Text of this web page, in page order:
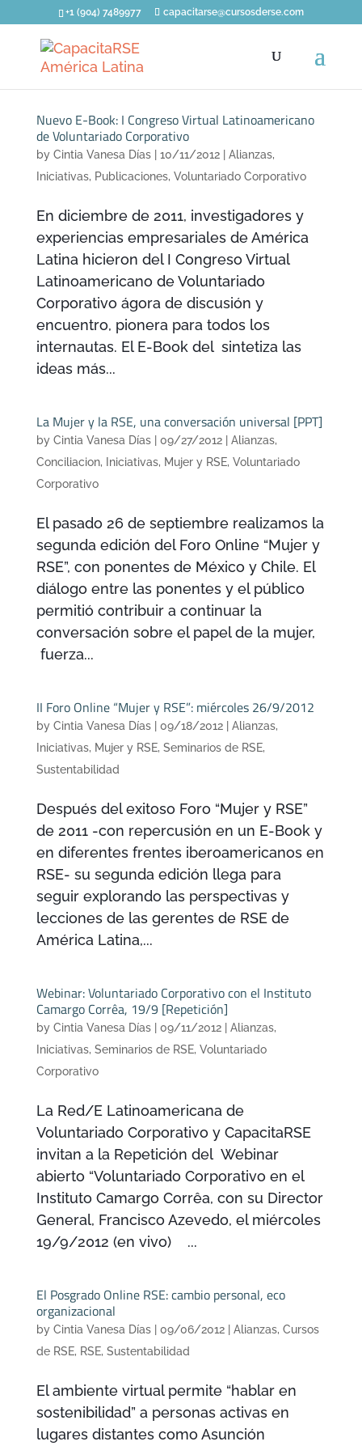
+1 (904) 7489977 capacitarse@cursosderse.com
Nuevo E-Book: I Congreso Virtual Latinoamericano
de Voluntariado Corporativo
by Cintia Vanesa Días| 10/11/2012| Alianzas,
Iniciativas, Publicaciones, Voluntariado Corporativo
En diciembre de 2011, investigadores y
experiencias empresariales de América
Latina hicieron del I Congreso Virtual
Latinoamericano de Voluntariado
Corporativo ágora de discusión y
encuentro, pionera para todos los
internautas. El E-Book del sintetiza las
ideas más...
La Mujer y la RSE, una conversación universal [PPT]
by Cintia Vanesa Días| 09/27/2012| Alianzas,
Conciliacion, Iniciativas, Mujer y RSE, Voluntariado
Corporativo
El pasado 26 de septiembre realizamos la
segunda edición del Foro Online “Mujer y
RSE”, con ponentes de México y Chile. El
diálogo entre las ponentes y el público
permitió contribuir a continuar la
conversación sobre el papel de la mujer,
fuerza...
II Foro Online “Mujer y RSE”: miércoles 26/9/2012
by Cintia Vanesa Días| 09/18/2012| Alianzas,
Iniciativas, Mujer y RSE, Seminarios de RSE,
Sustentabilidad
Después del exitoso Foro “Mujer y RSE”
de 2011 -con repercusión en un E-Book y
en diferentes frentes iberoamericanos en
RSE- su segunda edición llega para
seguir explorando las perspectivas y
lecciones de las gerentes de RSE de
América Latina,...
Webinar: Voluntariado Corporativo con el Instituto
Camargo Corrêa, 19/9 [Repetición]
by Cintia Vanesa Días| 09/11/2012| Alianzas,
Iniciativas, Seminarios de RSE, Voluntariado
Corporativo
La Red/E Latinoamericana de
Voluntariado Corporativo y CapacitaRSE
invitan a la Repetición del Webinar
abierto “Voluntariado Corporativo en el
Instituto Camargo Corrêa, con su Director
General, Francisco Azevedo, el miércoles
19/9/2012 (en vivo) ...
El Posgrado Online RSE: cambio personal, eco
organizacional
by Cintia Vanesa Días| 09/06/2012| Alianzas, Cursos
de RSE, RSE, Sustentabilidad
El ambiente virtual permite “hablar en
sostenibilidad” a personas activas en
lugares distantes como Asunción